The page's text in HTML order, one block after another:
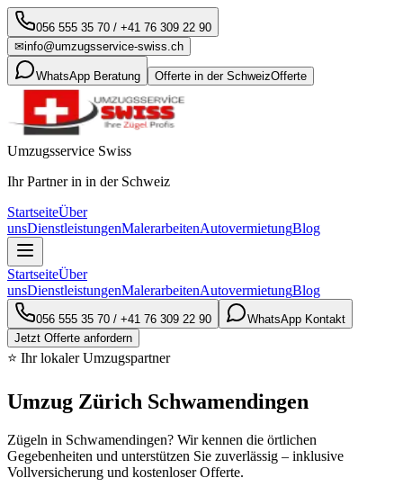
056 555 35 70 / +41 76 309 22 90
✉info@umzugsservice-swiss.ch
WhatsApp Beratung Offerte in der SchweizOfferte
Umzugsservice Swiss
Ihr Partner in in der Schweiz
StartseiteÜber
unsDienstleistungenMalerarbeitenAutovermietungBlog
StartseiteÜber
unsDienstleistungenMalerarbeitenAutovermietungBlog
056 555 35 70 / +41 76 309 22 90
WhatsApp Kontakt
Jetzt Offerte anfordern
⭐ Ihr lokaler Umzugspartner
Umzug Zürich Schwamendingen
Zügeln in Schwamendingen? Wir kennen die örtlichen
Gegebenheiten und unterstützen Sie zuverlässig – inklusive
Vollversicherung und kostenloser Offerte.